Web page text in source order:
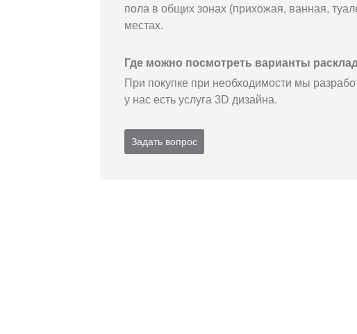
пола в общих зонах (прихожая, ванная,
местах.
Где можно посмотреть варианты
При покупке при необходимости мы
у нас есть услуга 3D дизайна.
Задать вопрос